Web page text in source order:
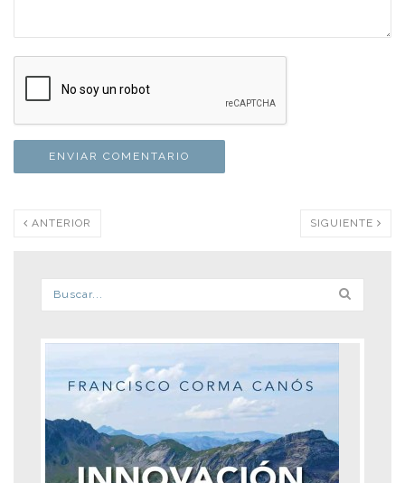
ANTERIOR SIGUIENTE
Formulario de búsqueda